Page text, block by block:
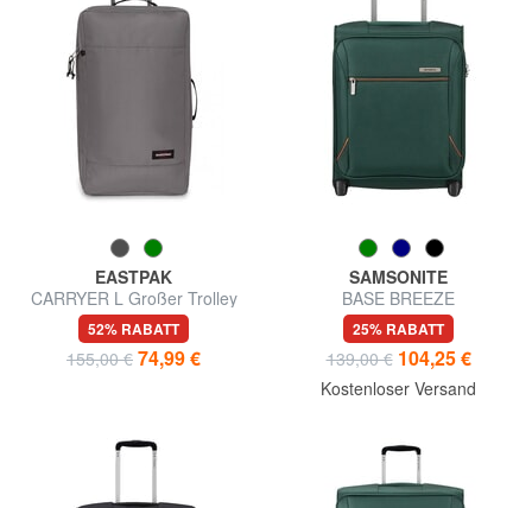
EASTPAK
CARRYER L Großer Trolley
52% RABATT
155,00 € 74,99 €
SAMSONITE
BASE BREEZE
Untersitzwagen
25% RABATT
139,00 € 104,25 €
Kostenloser Versand